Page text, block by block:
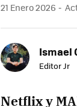
21 Enero 2026
Ismael
Editor Jr
Netflix y